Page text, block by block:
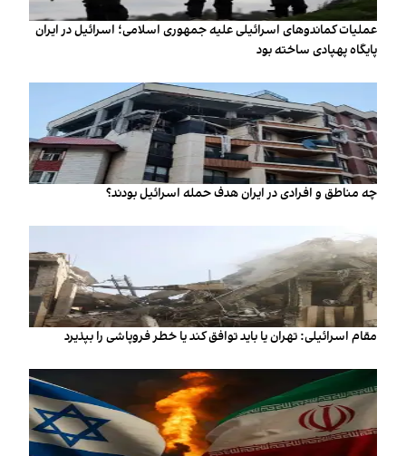
عملیات کماندوهای اسرائیلی علیه جمهوری اسلامی؛ اسرائیل در ایران
پایگاه پهپادی ساخته بود
چه مناطق و افرادی در ایران هدف حمله اسرائیل بودند؟
مقام اسرائیلی: تهران یا باید توافق کند یا خطر فروپاشی را بپذیرد